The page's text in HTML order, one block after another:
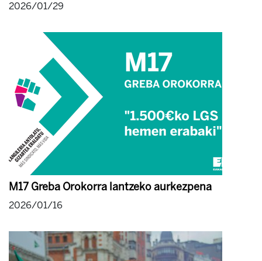
2026/01/29
M17 Greba Orokorra lantzeko aurkezpena
2026/01/16